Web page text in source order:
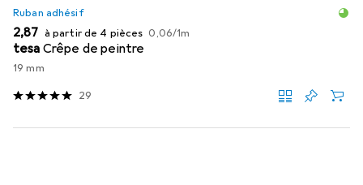
Ruban adhésif
EUR
2,87 à partir de 4 pièces EUR
0,06/1m
tesa Crêpe de peintre
19 mm
29